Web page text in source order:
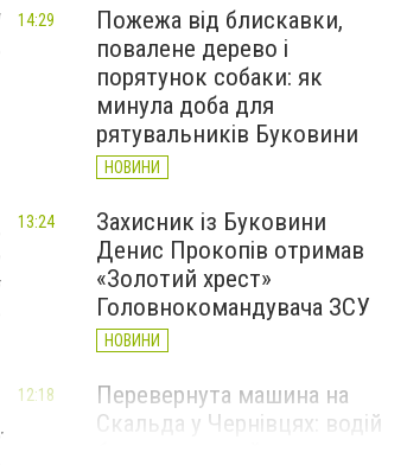
Пожежа від блискавки,
повалене дерево і
порятунок собаки: як
минула доба для
рятувальників Буковини
НОВИНИ
14:29
Захисник із Буковини
Денис Прокопів отримав
«Золотий хрест»
Головнокомандувача ЗСУ
НОВИНИ
13:24
Перевернута машина на
Скальда у Чернівцях: водій
12:18